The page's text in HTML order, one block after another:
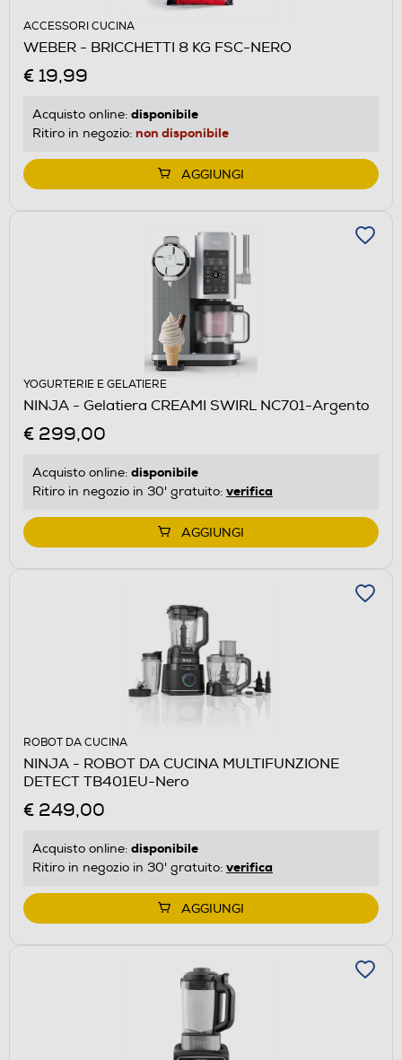
ACCESSORI CUCINA
WEBER - BRICCHETTI 8 KG FSC-NERO
€ 19,99
Acquisto online: disponibile
Ritiro in negozio: non disponibile
AGGIUNGI
YOGURTERIE E GELATIERE
NINJA - Gelatiera CREAMI SWIRL NC701-Argento
€ 299,00
Acquisto online: disponibile
Ritiro in negozio in 30' gratuito: verifica
AGGIUNGI
ROBOT DA CUCINA
NINJA - ROBOT DA CUCINA MULTIFUNZIONE
DETECT TB401EU-Nero
€ 249,00
Acquisto online: disponibile
Ritiro in negozio in 30' gratuito: verifica
AGGIUNGI